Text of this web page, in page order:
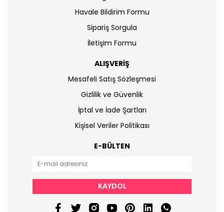
Havale Bildirim Formu
Sipariş Sorgula
İletişim Formu
ALIŞVERİŞ
Mesafeli Satış Sözleşmesi
Gizlilik ve Güvenlik
İptal ve İade Şartları
Kişisel Veriler Politikası
E-BÜLTEN
KAYDOL